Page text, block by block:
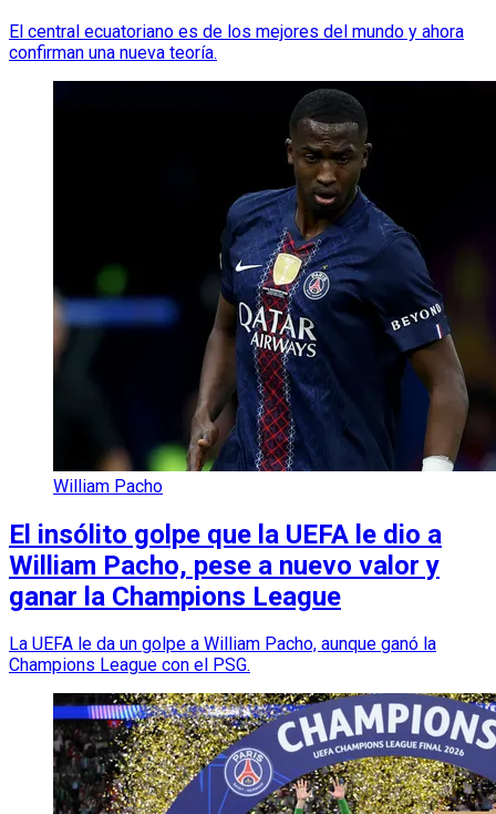
El central ecuatoriano es de los mejores del mundo y ahora
confirman una nueva teoría.
William Pacho
El insólito golpe que la UEFA le dio a
William Pacho, pese a nuevo valor y
ganar la Champions League
La UEFA le da un golpe a William Pacho, aunque ganó la
Champions League con el PSG.